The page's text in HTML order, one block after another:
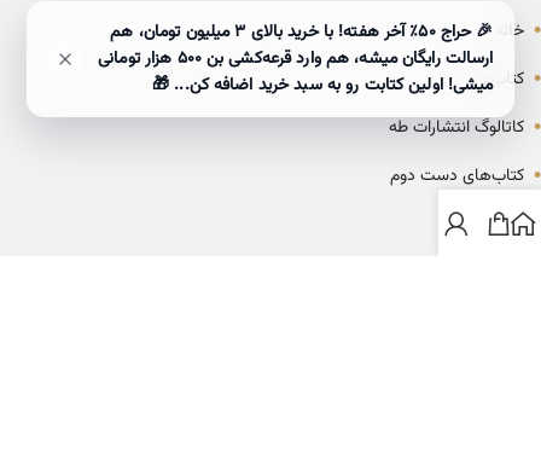
• خانه
• کتاب‌ها
• کاتالوگ انتشارات طه
• کتاب‌های دست دوم
• بلاگ
🎉 حراج ۵۰٪ آخر هفته! با خرید بالای 3 میلیون تومان، هم
ارسالت رایگان میشه، هم وارد قرعه‌کشی بن ۵۰۰ هزار تومانی
میشی! اولین کتابت رو به سبد خرید اضافه کن... 🎁